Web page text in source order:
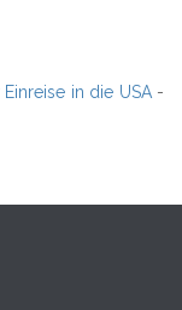
in die USA-